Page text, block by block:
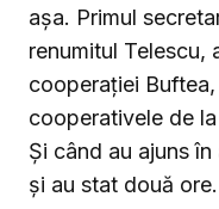
așa. Primul
renumitul Telescu,
cooperației
cooperativele de
Și când au ajuns
și au stat două